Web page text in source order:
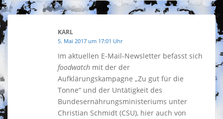
KARL
5. Mai 2017 um 17:01 Uhr
Im aktuellen E-Mail-Newsletter befasst sich
foodwatch mit der der
Aufklärungskampagne „Zu gut für die
Tonne“ und der Untätigkeit des
Bundesernährungsministeriums unter
Christian Schmidt (CSU), hier auch von